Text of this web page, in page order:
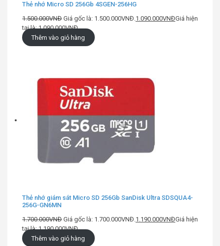
Thẻ nhớ Micro SD 256Gb 4SGEN-256HG
1.500.000VNĐ Giá gốc là: 1.500.000VNĐ.1.090.000VNĐGiá hiện
tại là: 1.090.000VNĐ.
Thêm vào giỏ hàng
Thẻ nhớ giám sát Micro SD 256Gb SanDisk Ultra SDSQUA4-
256G-GN6MN
1.700.000VNĐ Giá gốc là: 1.700.000VNĐ.1.190.000VNĐGiá hiện
tại là: 1.190.000VNĐ.
Thêm vào giỏ hàng